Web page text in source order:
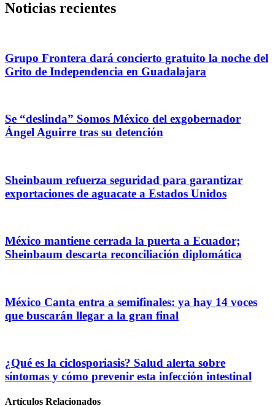
Noticias recientes
Grupo Frontera dará concierto gratuito la noche del
Grito de Independencia en Guadalajara
Se “deslinda” Somos México del exgobernador
Ángel Aguirre tras su detención
Sheinbaum refuerza seguridad para garantizar
exportaciones de aguacate a Estados Unidos
México mantiene cerrada la puerta a Ecuador;
Sheinbaum descarta reconciliación diplomática
México Canta entra a semifinales: ya hay 14 voces
que buscarán llegar a la gran final
¿Qué es la ciclosporiasis? Salud alerta sobre
síntomas y cómo prevenir esta infección intestinal
Artículos Relacionados